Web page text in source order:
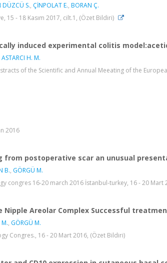
DÜZCÜ S., ÇİNPOLAT E., BORAN Ç.
15 - 18 Kasım 2017, cilt.1, (Özet Bildiri)
induced experimental colitis
ASTARCI H. M.
of the Scientific and Annual Meeating of the
2016
from postoperative scar an unusual
B., GÖRGÜ M.
congres 16-20 march 2016 İstanbul-turkey, 16 - 20 Mart
Areolar Complex Successful
M., GÖRGÜ M.
Congres., 16 - 20 Mart 2016, (Özet Bildiri)